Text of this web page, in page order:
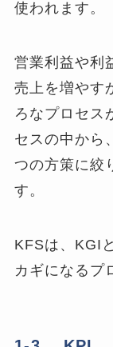
使われます。
営業利益や利
売上を増やす
ろなプロセス
セスの中から
つの方策に絞
す。
KFSは、KGI
カギになるプ